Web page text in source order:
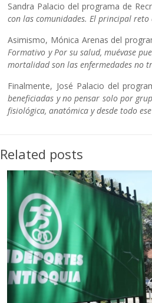
Sandra Palacio del programa de
con las comunidades. El principal
Asimismo, Mónica Arenas del
Formativo y Por su salud, muévase
mortalidad son las enfermedades no
Finalmente, José Palacio del
beneficiadas y no pensar solo por
fisiológica, anatómica y desde todo
Related posts